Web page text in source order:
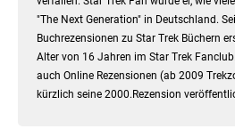
"The Next Generation" in Deutschland.
Buchrezensionen zu Star Trek Büchern
Alter von 16 Jahren im Star Trek
auch Online Rezensionen (ab 2009
kürzlich seine 2000.Rezension